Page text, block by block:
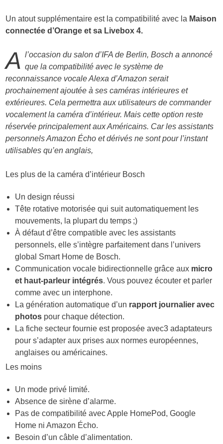
Un atout supplémentaire est la compatibilité avec la Maison
connectée d’Orange et sa Livebox 4.
A l’occasion du salon d’IFA de Berlin, Bosch a annoncé
que la compatibilité avec le système de
reconnaissance vocale Alexa d’Amazon serait
prochainement ajoutée à ses caméras intérieures et
extérieures. Cela permettra aux utilisateurs de commander
vocalement la caméra d’intérieur. Mais cette option reste
réservée principalement aux Américains. Car les assistants
personnels Amazon Écho et dérivés ne sont pour l’instant
utilisables qu’en anglais,
Les plus de la caméra d’intérieur Bosch
Un design réussi
Tête rotative motorisée qui suit automatiquement les
mouvements, la plupart du temps ;)
À défaut d’être compatible avec les assistants
personnels, elle s’intègre parfaitement dans l’univers
global Smart Home de Bosch.
Communication vocale bidirectionnelle grâce aux micro
et haut-parleur intégrés. Vous pouvez écouter et parler
comme avec un interphone.
La génération automatique d’un rapport journalier avec
photos pour chaque détection.
La fiche secteur fournie est proposée avec3 adaptateurs
pour s’adapter aux prises aux normes européennes,
anglaises ou américaines.
Les moins
Un mode privé limité.
Absence de sirène d’alarme.
Pas de compatibilité avec Apple HomePod, Google
Home ni Amazon Écho.
Besoin d’un câble d’alimentation.